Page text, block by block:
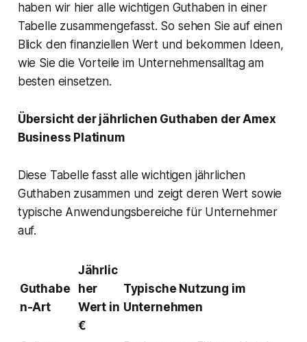
haben wir hier alle wichtigen Guthaben in einer
Tabelle zusammengefasst. So sehen Sie auf einen
Blick den finanziellen Wert und bekommen Ideen,
wie Sie die Vorteile im Unternehmensalltag am
besten einsetzen.
Übersicht der jährlichen Guthaben der Amex
Business Platinum
Diese Tabelle fasst alle wichtigen jährlichen
Guthaben zusammen und zeigt deren Wert sowie
typische Anwendungsbereiche für Unternehmer
auf.
Guthabe
n-Art
Jährlic
her
Wert in
€
Typische Nutzung im
Unternehmen